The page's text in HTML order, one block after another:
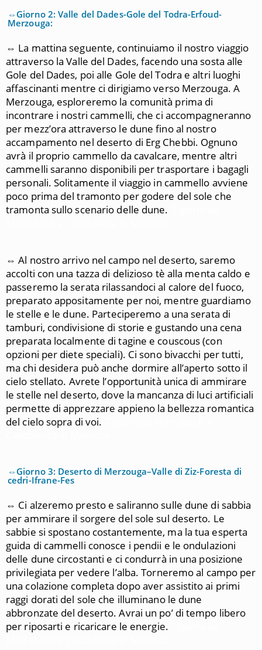
⇔Giorno 2: Valle del Dades-Gole del Todra-Erfoud-
Merzouga:
⇔ La mattina seguente, continuiamo il nostro viaggio
attraverso la Valle del Dades, facendo una sosta alle
Gole del Dades, poi alle Gole del Todra e altri luoghi
affascinanti mentre ci dirigiamo verso Merzouga. A
Merzouga, esploreremo la comunità prima di
incontrare i nostri cammelli, che ci accompagneranno
per mezz’ora attraverso le dune fino al nostro
accampamento nel deserto di Erg Chebbi. Ognuno
avrà il proprio cammello da cavalcare, mentre altri
cammelli saranno disponibili per trasportare i bagagli
personali. Solitamente il viaggio in cammello avviene
poco prima del tramonto per godere del sole che
tramonta sullo scenario delle dune.
⇔ Al nostro arrivo nel campo nel deserto, saremo
accolti con una tazza di delizioso tè alla menta caldo e
passeremo la serata rilassandoci al calore del fuoco,
preparato appositamente per noi, mentre guardiamo
le stelle e le dune. Parteciperemo a una serata di
tamburi, condivisione di storie e gustando una cena
preparata localmente di tagine e couscous (con
opzioni per diete speciali). Ci sono bivacchi per tutti,
ma chi desidera può anche dormire all’aperto sotto il
cielo stellato. Avrete l’opportunità unica di ammirare
le stelle nel deserto, dove la mancanza di luci artificiali
permette di apprezzare appieno la bellezza romantica
del cielo sopra di voi.
⇔Giorno 3: Deserto di Merzouga–Valle di Ziz-Foresta di
cedri-Ifrane-Fes
⇔ Ci alzeremo presto e saliranno sulle dune di sabbia
per ammirare il sorgere del sole sul deserto. Le
sabbie si spostano costantemente, ma la tua esperta
guida di cammelli conosce i pendii e le ondulazioni
delle dune circostanti e ci condurrà in una posizione
privilegiata per vedere l’alba. Torneremo al campo per
una colazione completa dopo aver assistito ai primi
raggi dorati del sole che illuminano le dune
abbronzate del deserto. Avrai un po’ di tempo libero
per riposarti e ricaricare le energie.